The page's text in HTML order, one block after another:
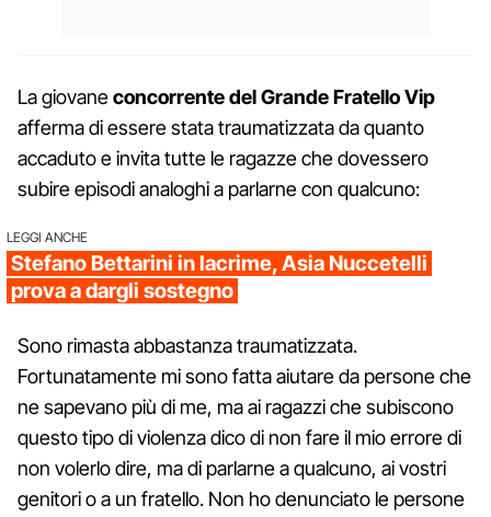
La giovaneconcorrente del Grande Fratello Vip
afferma di essere stata traumatizzata da quanto
accaduto e invita tutte le ragazze che dovessero
subire episodi analoghi a parlarne con qualcuno:
LEGGI ANCHE
Stefano Bettarini in lacrime, Asia Nuccetelli
prova a dargli sostegno
Sono rimasta abbastanza traumatizzata.
Fortunatamente mi sono fatta aiutare da persone che
ne sapevano più di me, ma ai ragazzi che subiscono
questo tipo di violenza dico di non fare il mio errore di
non volerlo dire, ma di parlarne a qualcuno, ai vostri
genitori o a un fratello. Non ho denunciato le persone